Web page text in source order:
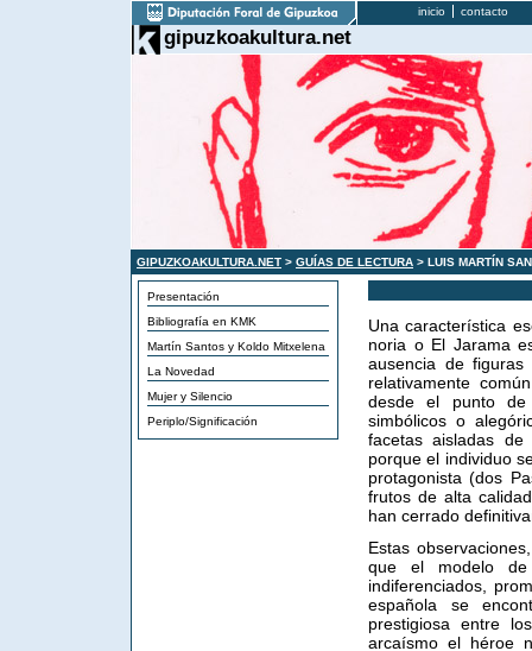
inicio contacto
gipuzkoakultura.net
GIPUZKOAKULTURA.NET > GUÍAS DE LECTURA > LUIS MARTÍN
Presentación
Bibliografía en KMK
Martín Santos y Koldo Mitxelena
La Novedad
Mujer y Silencio
Periplo/Significación
Una característica
noria o El Jarama
ausencia de
relativamente
desde el punto de
simbólicos o
facetas aisladas
porque el individuo
protagonista (dos
frutos de alta
han cerrado
Estas
que el modelo de
indiferenciados,
española se
prestigiosa entre
arcaísmo el héroe